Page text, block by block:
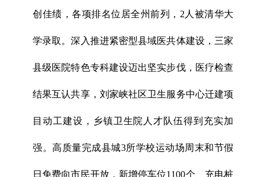
创佳绩，各项排名位居全州前列，2人被清华大
学录取。深入推进紧密型县域医共体建设，三家
县级医院特色专科建设迈出坚实步伐，医疗检查
结果互认共享，刘家峡社区卫生服务中心迁建项
目动工建设，乡镇卫生院人才队伍得到充实加
强。高质量完成县城3所学校运动场周末和节假
日免费向市民开放，新增停车位1100个、充电桩